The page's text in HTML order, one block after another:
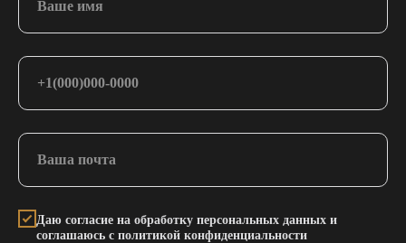
Даю согласие на обработку персональных данных и
соглашаюсь с политикой конфиденциальности